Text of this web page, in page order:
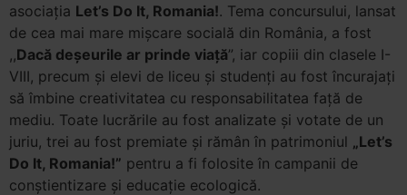
asociația Let’s Do It, Romania!. Tema concursului, lansat
de cea mai mare mișcare socială din România, a fost
,,Dacă deșeurile ar prinde viață”, iar copiii din clasele I-
VIII, precum și elevi de liceu și studenți au fost încurajați
să îmbine creativitatea cu responsabilitatea față de
mediu. Toate lucrările au fost analizate și votate de un
juriu, trei au fost premiate și rămân în patrimoniul
„Let’s
Do It, Romania!” pentru a fi folosite în campanii de
conștientizare și educație ecologică.